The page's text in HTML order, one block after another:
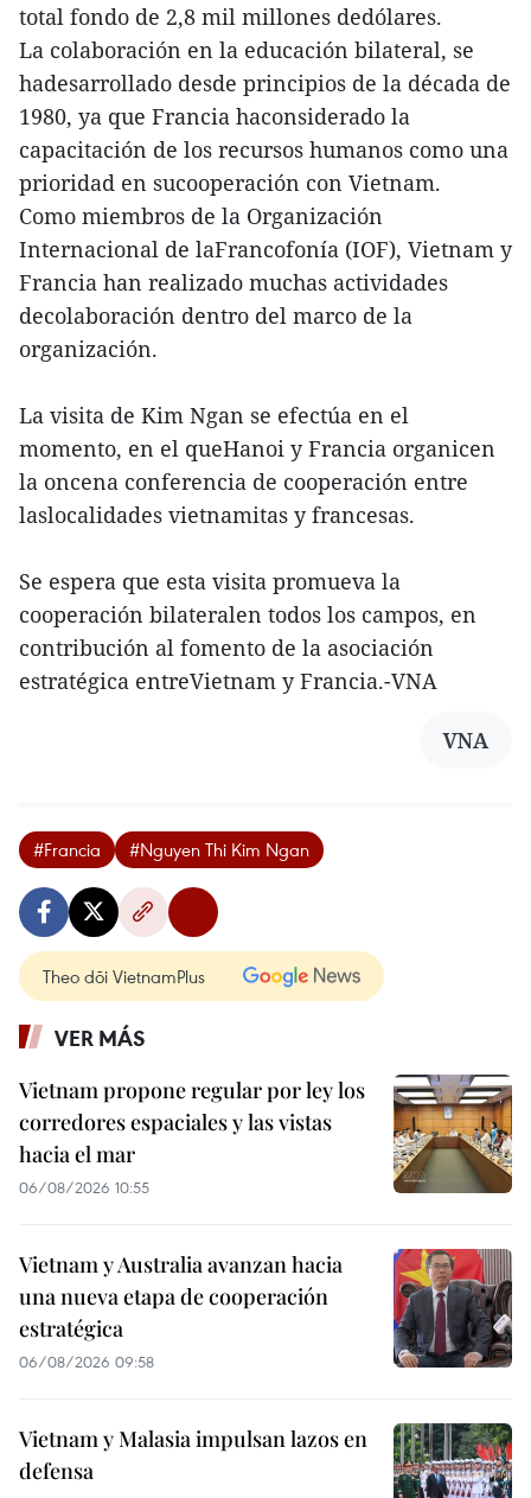
total fondo de 2,8 mil millones dedólares.
La colaboración en la educación bilateral, se
hadesarrollado desde principios de la década de
1980, ya que Francia haconsiderado la
capacitación de los recursos humanos como una
prioridad en sucooperación con Vietnam.
Como miembros de la Organización
Internacional de laFrancofonía (IOF), Vietnam y
Francia han realizado muchas actividades
decolaboración dentro del marco de la
organización.
La visita de Kim Ngan se efectúa en el
momento, en el queHanoi y Francia organicen
la oncena conferencia de cooperación entre
laslocalidades vietnamitas y francesas.
Se espera que esta visita promueva la
cooperación bilateralen todos los campos, en
contribución al fomento de la asociación
estratégica entreVietnam y Francia.-VNA
VNA
#Francia #Nguyen Thi Kim Ngan
Theo dõi VietnamPlus
VER MÁS
Vietnam propone regular por ley los
corredores espaciales y las vistas
hacia el mar
06/08/2026 10:55
Vietnam y Australia avanzan hacia
una nueva etapa de cooperación
estratégica
06/08/2026 09:58
Vietnam y Malasia impulsan lazos en
defensa